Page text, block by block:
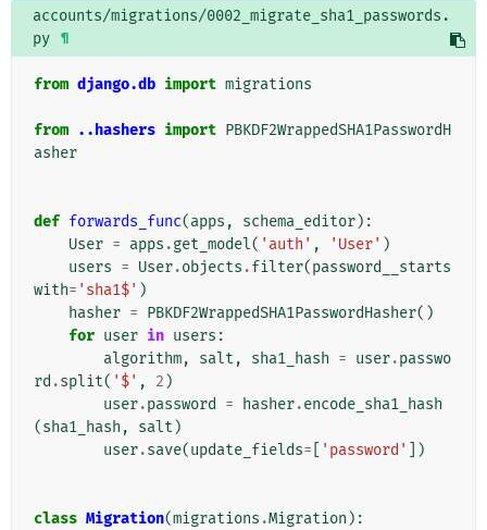
accounts/migrations/0002_migrate_sha1_passwords.
py
¶
from django.db import migrations
from ..hashers import PBKDF2WrappedSHA1PasswordH
asher
def forwards_func(apps , schema_editor):
User = apps .get_model( 'auth' , 'User' )
users = User.objects .filter(password__starts
with= 'sha1$' )
hasher = PBKDF2WrappedSHA1PasswordHasher()
for user in users :
algorithm, salt , sha1_hash = user.passwo
rd .split( '$' , 2 )
user.password = hasher.encode_sha1_hash
(sha1_hash , salt )
user.save(update_fields= 'password' ])
class Migration(migrations .Migration ):